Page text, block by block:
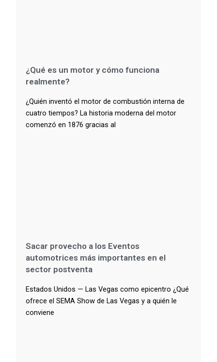
¿Qué es un motor y cómo funciona
realmente?
¿Quién inventó el motor de combustión interna de
cuatro tiempos? La historia moderna del motor
comenzó en 1876 gracias al
Sacar provecho a los Eventos
automotrices más importantes en el
sector postventa
Estados Unidos — Las Vegas como epicentro ¿Qué
ofrece el SEMA Show de Las Vegas y a quién le
conviene